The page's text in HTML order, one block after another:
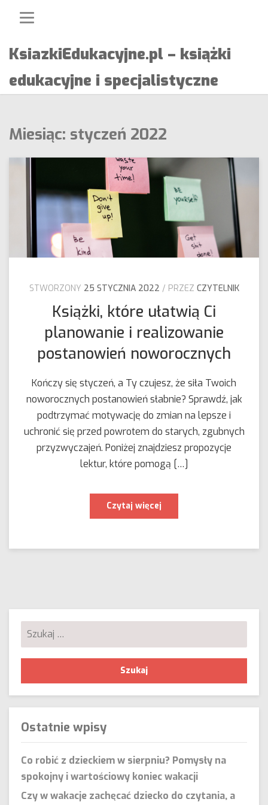
KsiazkiEdukacyjne.pl – książki
edukacyjne i specjalistyczne
Miesiąc: styczeń 2022
STWORZONY 25 STYCZNIA 2022 PRZEZ CZYTELNIK
Książki, które ułatwią Ci
planowanie i realizowanie
postanowień noworocznych
Kończy się styczeń, a Ty czujesz, że siła Twoich
noworocznych postanowień słabnie? Sprawdź, jak
podtrzymać motywację do zmian na lepsze i
uchronić się przed powrotem do starych, zgubnych
przyzwyczajeń. Poniżej znajdziesz propozycje
lektur, które pomogą […]
Czytaj więcej
ułatwią
i
Szukaj:
Ostatnie wpisy
Co robić z dzieckiem w sierpniu? Pomysły na
spokojny i wartościowy koniec wakacji
Czy w wakacje zachęcać dziecko do czytania, a